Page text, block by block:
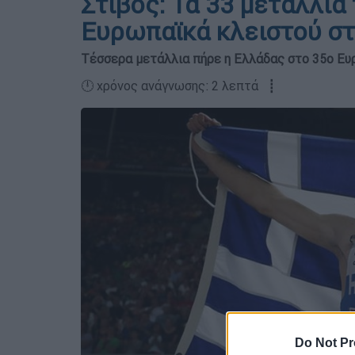
Do Not
Ευρωπαϊκά κλειστού
Τέσσερα μετάλλια πήρε η Ελλάδας στο 35ο
🕛 χρόνος ανάγνωσης: 2 λεπτά ┋